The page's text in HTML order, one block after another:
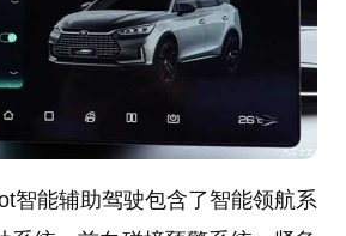
智能辅助驾驶包含了智能领航系